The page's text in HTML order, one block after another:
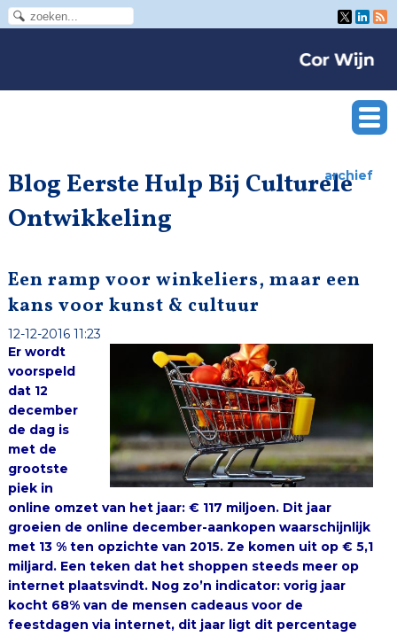
Blog Eerste Hulp Bij Culturele
Ontwikkeling
archief
Een ramp voor winkeliers, maar een
kans voor kunst & cultuur
12-12-2016 11:23
Er wordt
voorspeld
dat 12
december
de dag is
met de
grootste
piek in
online omzet van het jaar: € 117 miljoen. Dit jaar
groeien de online december-aankopen waarschijnlijk
met 13 % ten opzichte van 2015. Ze komen uit op € 5,1
miljard. Een teken dat het shoppen steeds meer op
internet plaatsvindt. Nog zo’n indicator: vorig jaar
kocht 68% van de mensen cadeaus voor de
feestdagen via internet, dit jaar ligt dit percentage
op 72%. Deze ontwikkeling is een ramp voor
winkeliers, maar een kans voor kunst en cultuur.